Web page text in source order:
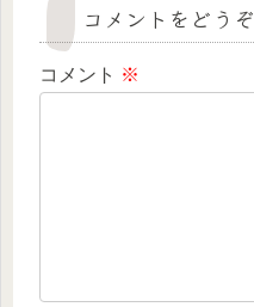
コメントをどうぞ
コメント ※